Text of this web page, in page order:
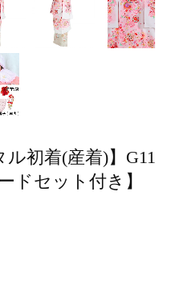
ル初着(産着)】G11
ドセット付き】